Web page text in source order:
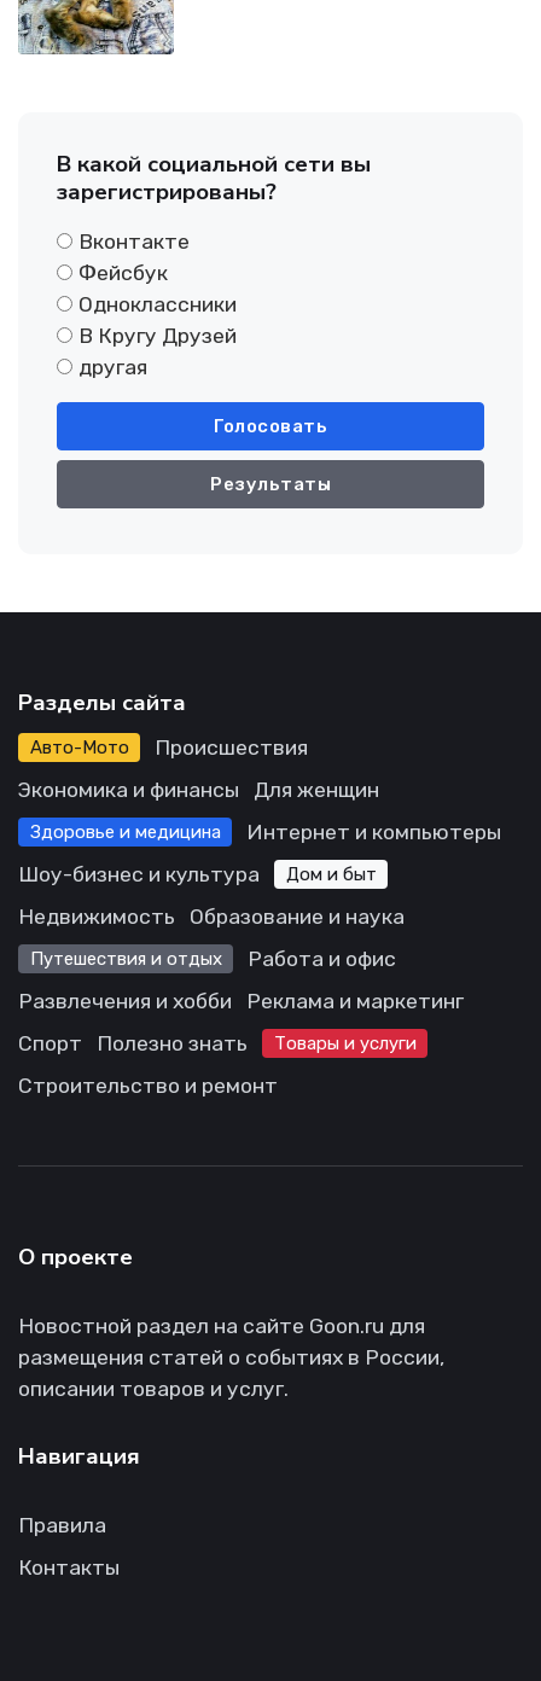
В какой социальной сети вы
зарегистрированы?
Вконтакте
Фейсбук
Одноклассники
В Кругу Друзей
другая
Голосовать
Результаты
Разделы сайта
Авто-Мото
Происшествия
Экономика и финансы
Для женщин
Здоровье и медицина
Интернет и компьютеры
Шоу-бизнес и культура
Дом и быт
Недвижимость Образование и наука
Путешествия и отдых
Работа и офис
Развлечения и хобби
Реклама и маркетинг
Спорт
Полезно знать Товары и услуги
Строительство и ремонт
О проекте
Новостной раздел на сайте Goon.ru для
размещения статей о событиях в России,
описании товаров и услуг.
Навигация
Правила
Контакты